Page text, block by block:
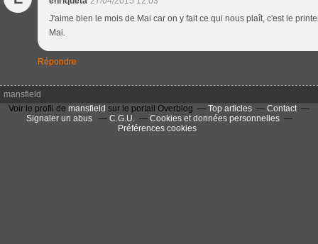
J'aime bien le mois de Mai car on y fait ce qui nous plaît, c'est le
Mai.
Répondre
mansfield
Voir le profil de mansfield sur le portail Overblog Top articles
Contact
Signaler un abus
C.G.U.
Cookies et données personnelles
Préférences cookies